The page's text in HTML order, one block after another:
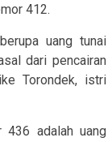
412.
uang tunai
dari pencairan
Torondek, istri
436 adalah uang